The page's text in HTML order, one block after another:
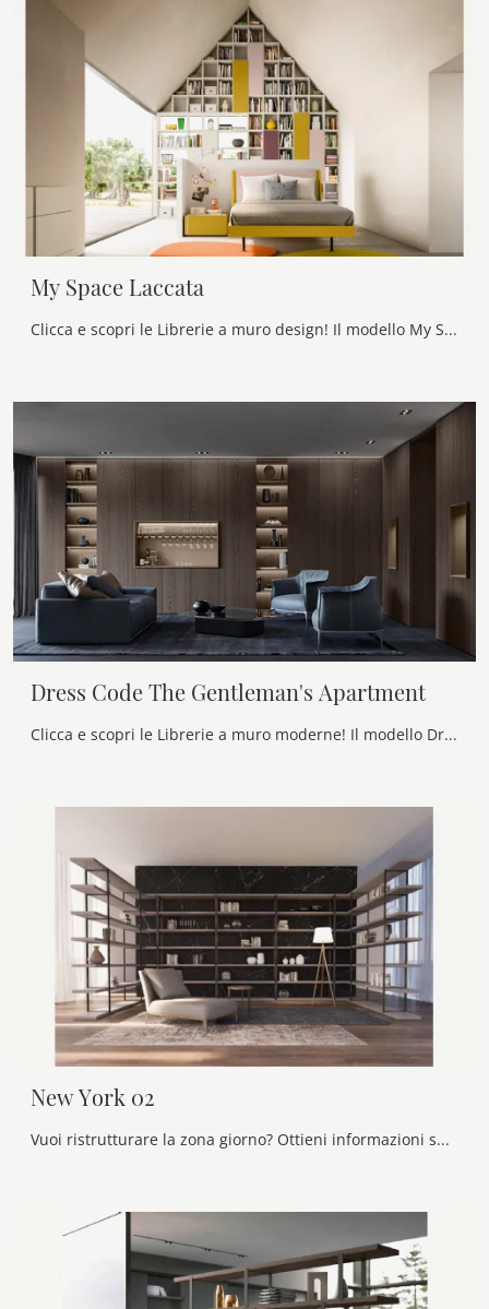
My Space Laccata
Clicca e scopri le Librerie a muro design! Il modello My Space Laccata Alf Da Frè saprà ultimare un living pratico e dinamico.
Dress Code The Gentleman's Apartment
Clicca e scopri le Librerie a muro moderne! Il modello Dress Code The Gentleman's Apartment Olivieri saprà completare un living pratico e operativo.
New York 02
Vuoi ristrutturare la zona giorno? Ottieni informazioni sulle librerie moderne divisorie e arreda i tuoi locali con il modello New York 02.